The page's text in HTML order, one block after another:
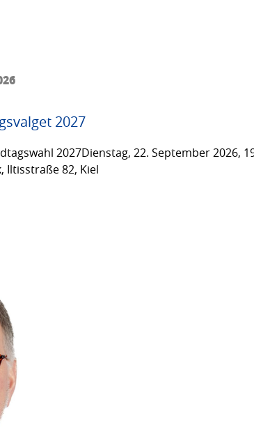
2027
2027Dienstag, 22. September 2026,
Iltisstraße 82, Kiel